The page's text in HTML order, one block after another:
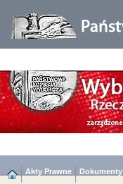
Akty Prawne Dokumenty